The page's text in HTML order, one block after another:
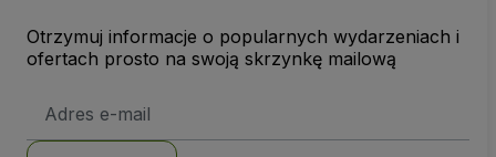
Otrzymuj informacje o popularnych wydarzeniach i
ofertach prosto na swoją skrzynkę mailową
e-